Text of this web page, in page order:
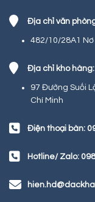
Địa chỉ văn
482/10/28A1 Nơ
Địa chỉ kho hàng:
97 Đường Suối
Chí Minh
Điện thoại bàn:
Hotline/ Zalo: